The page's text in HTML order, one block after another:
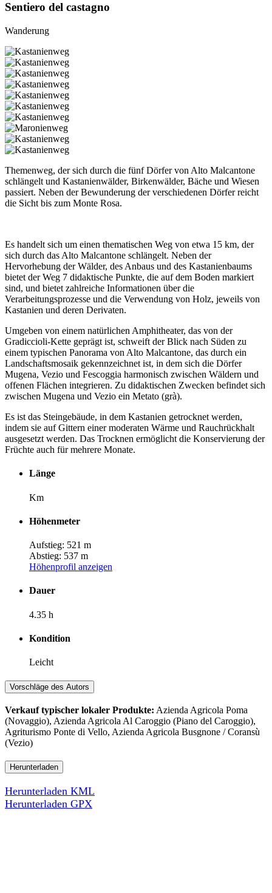
Sentiero del castagno
Wanderung
Themenweg, der sich durch die fünf Dörfer von Alto Malcantone
schlängelt und Kastanienwälder, Birkenwälder, Bäche und Wiesen
passiert. Neben der Bewunderung der verschiedenen Dörfer reicht
die Sicht bis zum Monte Rosa.
Es handelt sich um einen thematischen Weg von etwa 15 km, der
sich durch das Alto Malcantone schlängelt. Neben der
Hervorhebung der Wälder, des Anbaus und des Kastanienbaums
bietet der Weg 7 didaktische Punkte, die auf dem Boden markiert
sind, und bietet zahlreiche Informationen über die
Verarbeitungsprozesse und die Verwendung von Holz, jeweils von
Kastanien und deren Derivaten.
Umgeben von einem natürlichen Amphitheater, das von der
Gradiccioli-Kette geprägt ist, schweift der Blick nach Süden zu
einem typischen Panorama von Alto Malcantone, das durch ein
Landschaftsmosaik gekennzeichnet ist, in dem sich die Dörfer
Mugena, Vezio und Fescoggia harmonisch zwischen Wäldern und
offenen Flächen integrieren. Zu didaktischen Zwecken befindet sich
zwischen Mugena und Vezio ein Metato (grà).
Es ist das Steingebäude, in dem Kastanien getrocknet werden,
indem sie auf Gittern einer moderaten Wärme und Rauchrückhalt
ausgesetzt werden. Das Trocknen ermöglicht die Konservierung der
Früchte auch für mehrere Monate.
Länge
Km
Höhenmeter
Aufstieg: 521 m
Abstieg: 537 m
Höhenprofil anzeigen
Dauer
4.35 h
Kondition
Leicht
Vorschläge des Autors
Verkauf typischer lokaler Produkte: Azienda Agricola Poma
(Novaggio), Azienda Agricola Al Caroggio (Piano del Caroggio),
Agriturismo Ponte di Vello, Azienda Agricola Busgnone / Coransù
(Vezio)
Herunterladen
Herunterladen KML
Herunterladen GPX